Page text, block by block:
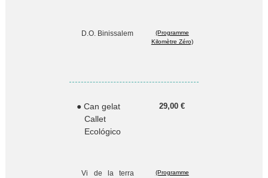
D.O. Binissalem
(Programme
Kilomètre Zéro)
● Can gelat
Callet
Ecológico
Vi de la terra
29,00 €
(Programme